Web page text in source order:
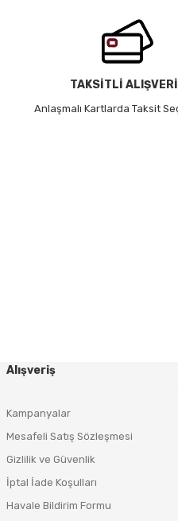
TAKSİTLİ
Anlaşmalı Kartlarda Taksit
Alışveriş
Kampanyalar
Mesafeli Satış Sözleşmesi
Gizlilik ve Güvenlik
İptal İade Koşulları
Havale Bildirim Formu